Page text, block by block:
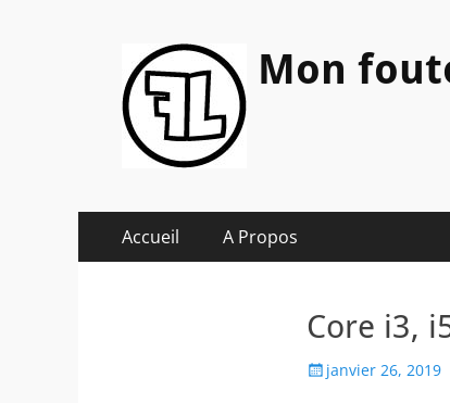
Mon
Menu
principal
Accueil A Propos
Core i3,
Posted
janvier 26, 2019